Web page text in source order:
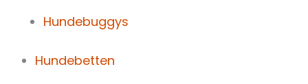
Hundebuggys
Hundebetten